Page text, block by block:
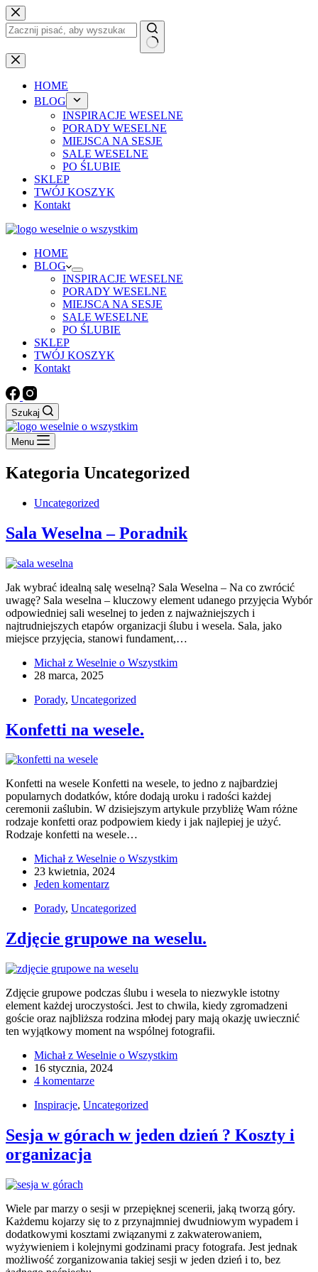
Przejdź
do
treści
Brak
wyników
HOME
BLOG
INSPIRACJE WESELNE
PORADY WESELNE
MIEJSCA NA SESJE
SALE WESELNE
PO ŚLUBIE
SKLEP
TWÓJ KOSZYK
Kontakt
HOME
BLOG
INSPIRACJE WESELNE
PORADY WESELNE
MIEJSCA NA SESJE
SALE WESELNE
PO ŚLUBIE
SKLEP
TWÓJ KOSZYK
Kontakt
Szukaj
Menu
Kategoria Uncategorized
Uncategorized
Sala Weselna – Poradnik
Jak wybrać idealną salę weselną? Sala Weselna – Na co zwrócić
uwagę? Sala weselna – kluczowy element udanego przyjęcia Wybór
odpowiedniej sali weselnej to jeden z najważniejszych i
najtrudniejszych etapów organizacji ślubu i wesela. Sala, jako
miejsce przyjęcia, stanowi fundament,…
Michał z Weselnie o Wszystkim
28 marca, 2025
Porady, Uncategorized
Konfetti na wesele.
Konfetti na wesele Konfetti na wesele, to jedno z najbardziej
popularnych dodatków, które dodają uroku i radości każdej
ceremonii zaślubin. W dzisiejszym artykule przybliżę Wam różne
rodzaje konfetti oraz podpowiem kiedy i jak najlepiej je użyć.
Rodzaje konfetti na wesele…
Michał z Weselnie o Wszystkim
23 kwietnia, 2024
Jeden komentarz
Porady, Uncategorized
Zdjęcie grupowe na weselu.
Zdjęcie grupowe podczas ślubu i wesela to niezwykle istotny
element każdej uroczystości. Jest to chwila, kiedy zgromadzeni
goście oraz najbliższa rodzina młodej pary mają okazję uwiecznić
ten wyjątkowy moment na wspólnej fotografii.
Michał z Weselnie o Wszystkim
16 stycznia, 2024
4 komentarze
Inspiracje, Uncategorized
Sesja w górach w jeden dzień ? Koszty i
organizacja
Wiele par marzy o sesji w przepięknej scenerii, jaką tworzą góry.
Każdemu kojarzy się to z przynajmniej dwudniowym wypadem i
dodatkowymi kosztami związanymi z zakwaterowaniem,
wyżywieniem i kolejnymi godzinami pracy fotografa. Jest jednak
możliwość zorganizowania takiej sesji w jeden dzień i to, bez